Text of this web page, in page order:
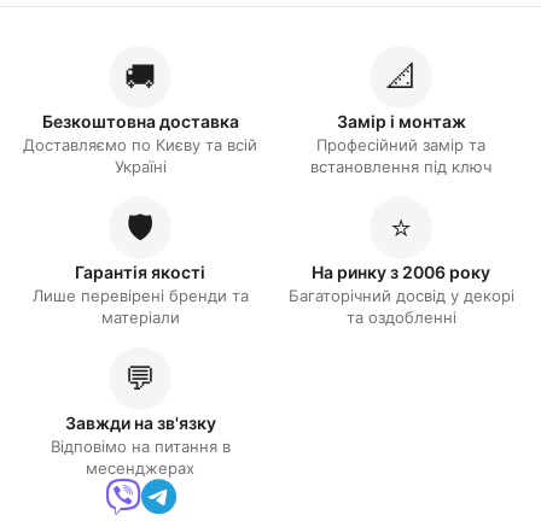
🚚
Безкоштовна доставка
Доставляємо по Києву та всій
Україні
📐
Замір і монтаж
Професійний замір та
встановлення під ключ
🛡️
Гарантія якості
Лише перевірені бренди та
матеріали
⭐
На ринку з 2006 року
Багаторічний досвід у декорі
та оздобленні
💬
Завжди на зв'язку
Відповімо на питання в
месенджерах